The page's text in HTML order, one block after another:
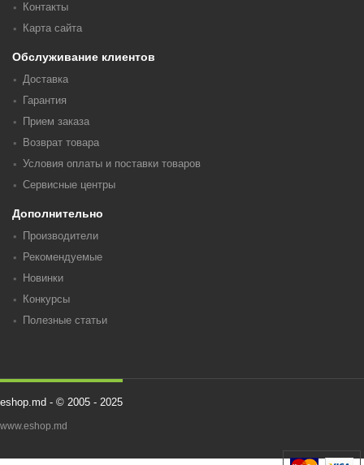
Контакты
Карта сайта
Обслуживание клиентов
Доставка
Гарантия
Прием заказа
Возврат товара
Условия оплаты и поставки товаров
Сервисные центры
Дополнительно
Производители
Рекомендуемые
Новинки
Конкурсы
Полезные статьи
eshop.md - © 2005 - 2025
www.eshop.md